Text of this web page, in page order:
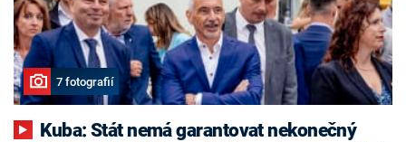
7 fotografií